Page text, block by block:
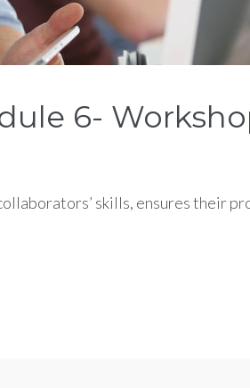
6-
skills, ensures their